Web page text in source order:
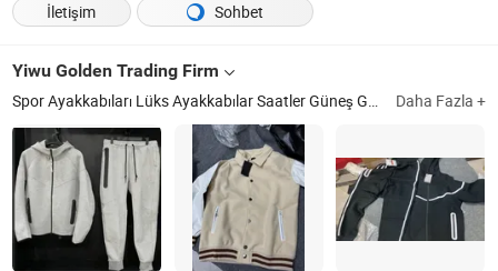
İletişim
Sohbet
Yiwu Golden Trading Firm
Spor Ayakkabıları Lüks Ayakkabılar Saatler Güneş Gözlükleri, Çantalar Şapkalar Forma Kemerler, Spor Ayakkabıları, Kadın Spor Ayakkabıları, Çantalar, Koşu Ayakkabıları, Spor Ayakkabıları, Erkek Ayakkabıları, Kadın Ayakkabıları, Atletik Ayakkabı Daha Fazla +